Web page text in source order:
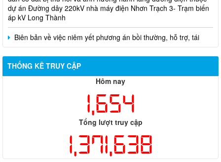
Biên bản về việc niêm yết phương án bồi thường, hỗ trợ, tái
định cư của các hộ dân có đất bị thu hồi thuộc dự án nâng cấp
đường 25B cũ đoạn từ Trung tâm huyện Nhơn Trạch ra Quốc lộ
51, huyện Long Thành và huyện Nhơn Trạch
THỐNG KÊ TRUY CẬP
Hôm nay
1,654
Tổng lượt truy cập
1,371,638